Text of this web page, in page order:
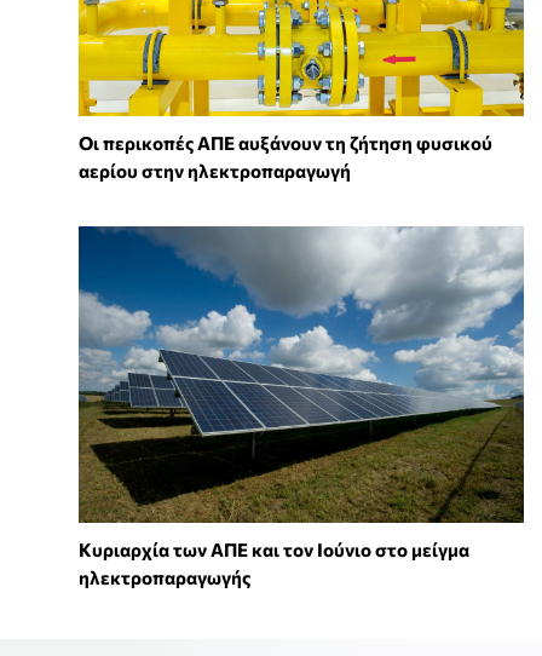
Οι περικοπές ΑΠΕ αυξάνουν τη ζήτηση φυσικού
αερίου στην ηλεκτροπαραγωγή
Κυριαρχία των ΑΠΕ και τον Ιούνιο στο μείγμα
ηλεκτροπαραγωγής